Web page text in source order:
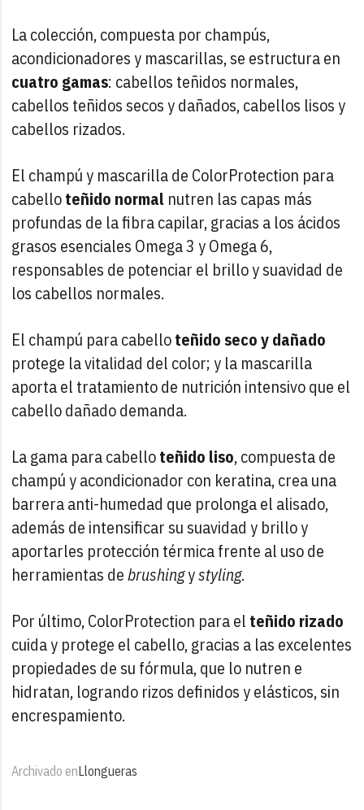
La colección, compuesta por champús,
acondicionadores y mascarillas, se estructura en
cuatro gamas: cabellos teñidos normales,
cabellos teñidos secos y dañados, cabellos lisos y
cabellos rizados.
El champú y mascarilla de ColorProtection para
cabelloteñido normal nutren las capas más
profundas de la fibra capilar, gracias a los ácidos
grasos esenciales Omega 3 y Omega 6,
responsables de potenciar el brillo y suavidad de
los cabellos normales.
El champú para cabelloteñido seco y dañado
protege la vitalidad del color; y la mascarilla
aporta el tratamiento de nutrición intensivo que el
cabello dañado demanda.
La gama para cabelloteñido liso, compuesta de
champú y acondicionador con keratina, crea una
barrera anti-humedad que prolonga el alisado,
además de intensificar su suavidad y brillo y
aportarles protección térmica frente al uso de
herramientas debrushingystyling.
Por último, ColorProtection para el teñido rizado
cuida y protege el cabello, gracias a las excelentes
propiedades de su fórmula, que lo nutren e
hidratan, logrando rizos definidos y elásticos, sin
encrespamiento.
Archivado enLlongueras